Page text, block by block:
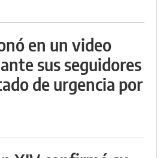
en un video
sus seguidores
de urgencia por